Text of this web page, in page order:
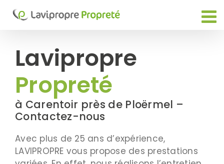
Lavipropre
Propreté
à Carentoir près de Ploërmel –
Contactez-nous
Avec plus de 25 ans d’expérience,
LAVIPROPRE vous propose des prestations